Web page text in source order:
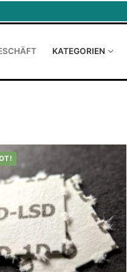
KATEGORIEN